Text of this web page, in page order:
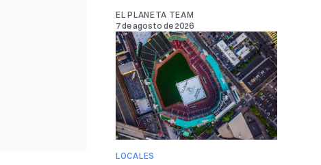
EL PLANETA TEAM
7 de agosto de 2026
LOCALES